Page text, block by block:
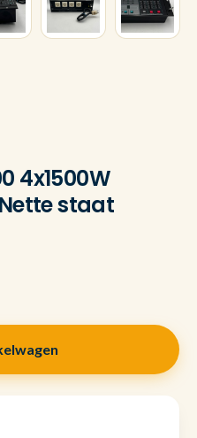
4x1500W
staat